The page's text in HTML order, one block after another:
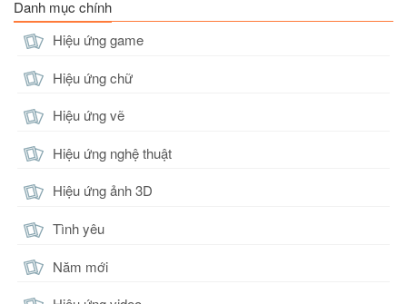
Danh mục chính
Hiệu ứng game
Hiệu ứng chữ
Hiệu ứng vẽ
Hiệu ứng nghệ thuật
Hiệu ứng ảnh 3D
Tình yêu
Năm mới